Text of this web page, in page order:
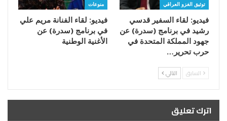
توثيق الغزو العراقي
فيديو: لقاء السفير قدسي
رشيد في برنامج (سدرة) عن
جهود المملكة المتحدة في
حرب تحرير…
منوعات
فيديو: لقاء الفنانة مريم علي
في برنامج (سدرة) عن
الأغنية الوطنية
السابق التالي
اترك تعليق